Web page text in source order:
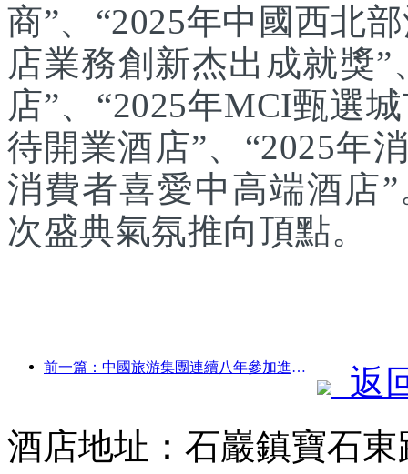
商”、“2025年中國西北
店業務創新杰出成就獎
店”、“2025年MCI甄選
待開業酒店”、“2025年
消費者喜愛中高端酒店
次盛典氣氛推向頂點。
前一篇：中國旅游集團連續八年參加進博會，集中簽約超10億美元
返
酒店地址：石巖鎮寶石